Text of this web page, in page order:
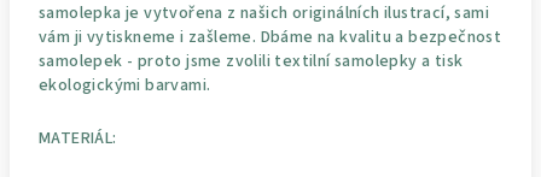
samolepka je vytvořena z našich originálních ilustrací, sami
vám ji vytiskneme i zašleme. Dbáme na kvalitu a bezpečnost
samolepek - proto jsme zvolili textilní samolepky a tisk
ekologickými barvami.
MATERIÁL: